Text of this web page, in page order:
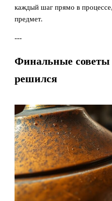
каждый шаг прямо в
предмет.
---
Финальные советы
решился